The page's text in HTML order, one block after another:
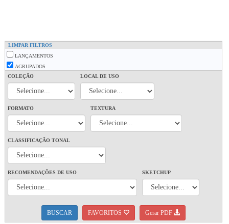
LIMPAR FILTROS
LANÇAMENTOS
AGRUPADOS
COLEÇÃO
LOCAL DE USO
FORMATO TEXTURA
CLASSIFICAÇÃO TONAL
RECOMENDAÇÕES DE USO SKETCHUP
BUSCAR FAVORITOS Gerar PDF